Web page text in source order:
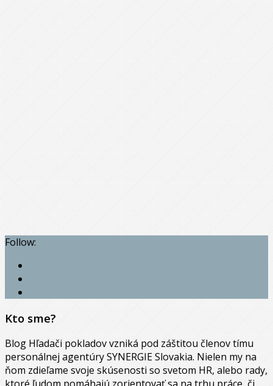
Follow:
Kto sme?
Blog Hľadači pokladov vzniká pod záštitou členov tímu
personálnej agentúry SYNERGIE Slovakia. Nielen my na
ňom zdieľame svoje skúsenosti so svetom HR, alebo rady,